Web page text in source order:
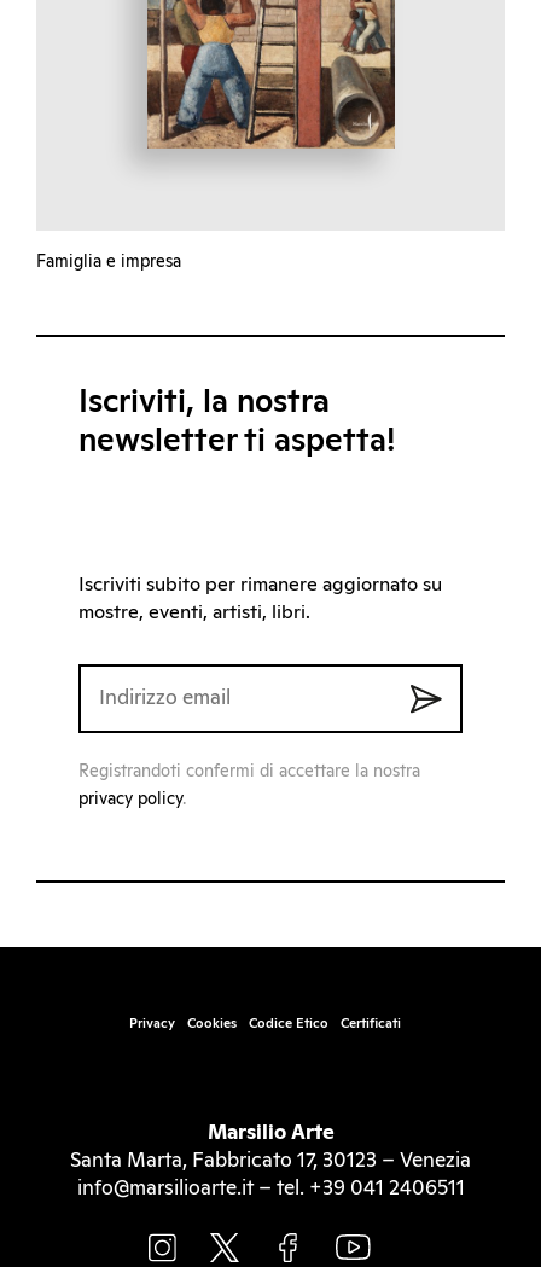
Famiglia e impresa
Iscriviti, la nostra
newsletter ti aspetta!
Iscriviti subito per rimanere aggiornato su
mostre, eventi, artisti, libri.
Registrandoti confermi di accettare la nostra
privacy policy.
Privacy Cookies Codice Etico Certificati
Marsilio Arte
Santa Marta, Fabbricato 17, 30123 – Venezia
info@marsilioarte.it – tel. +39 041 2406511